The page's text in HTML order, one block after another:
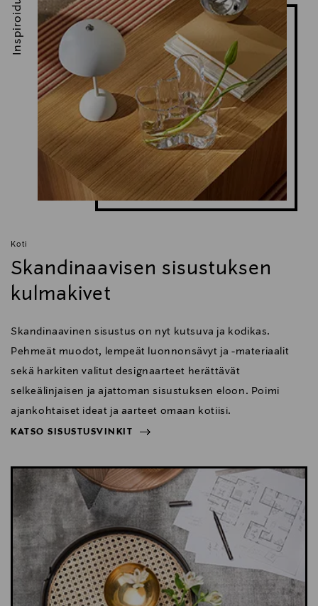
Koti
Skandinaavisen sisustuksen
kulmakivet
Skandinaavinen sisustus on nyt kutsuva ja kodikas.
Pehmeät muodot, lempeät luonnonsävyt ja -materiaalit
sekä harkiten valitut designaarteet herättävät
selkeälinjaisen ja ajattoman sisustuksen eloon. Poimi
ajankohtaiset ideat ja aarteet omaan kotiisi.
KATSO SISUSTUSVINKIT
Inspiroidu
KATSO SISUSTUSVINKIT